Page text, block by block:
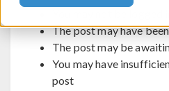
The post may have
The post may be
You may have
post